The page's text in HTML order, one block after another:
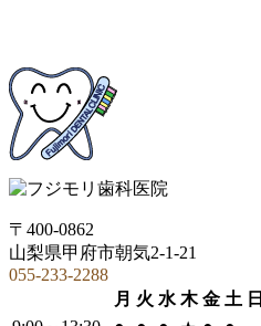
〒400-0862
山梨県甲府市朝気2-1-21
055-233-2288
月 火 水 木 金 土 日